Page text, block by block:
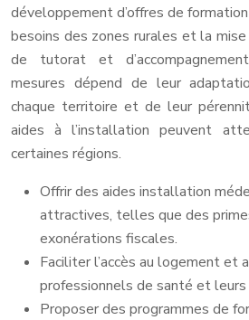
développement d’offres de
besoins des zones rurales et la
de tutorat et
mesures dépend de leur
chaque territoire et de leur
aides à l’installation peuvent
certaines régions.
Offrir des aides installation
attractives, telles que des
exonérations fiscales.
Faciliter l’accès au logement et
professionnels de santé et
Proposer des programmes de